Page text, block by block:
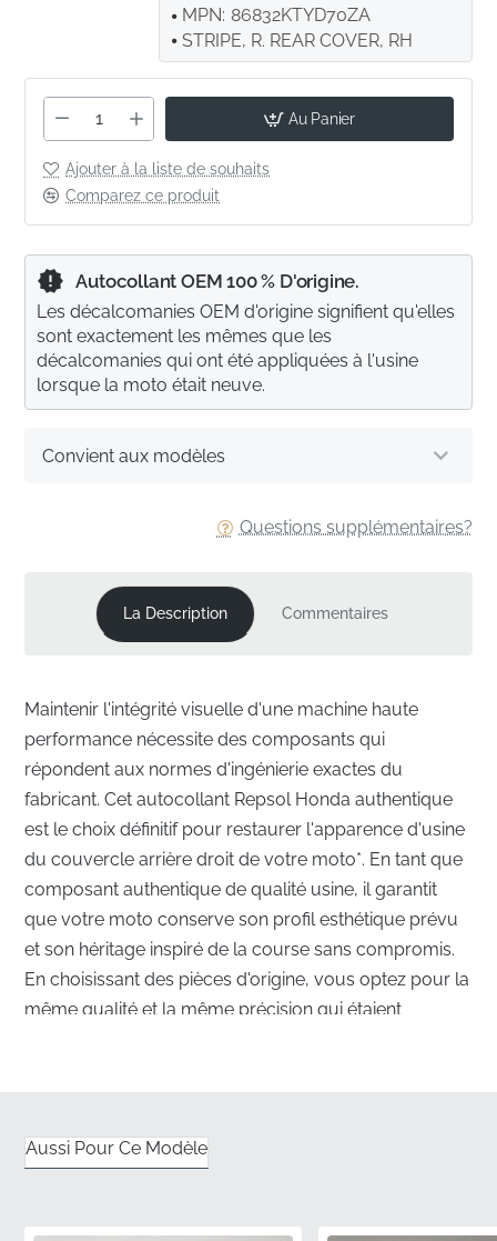
MPN: 86832KTYD70ZA
STRIPE, R. REAR COVER, RH
Au Panier
Ajouter à la liste de souhaits
Comparez ce produit
Questions supplémentaires?
Convient aux modèles
Autocollant OEM 100 % D'origine.
Les décalcomanies OEM d'origine signifient qu'elles
sont exactement les mêmes que les
décalcomanies qui ont été appliquées à l'usine
lorsque la moto était neuve.
La Description Commentaires
Maintenir l'intégrité visuelle d'une machine haute
performance nécessite des composants qui
répondent aux normes d'ingénierie exactes du
fabricant. Cet autocollant Repsol Honda authentique
est le choix définitif pour restaurer l'apparence d'usine
du couvercle arrière droit de votre moto*. En tant que
composant authentique de qualité usine, il garantit
que votre moto conserve son profil esthétique prévu
et son héritage inspiré de la course sans compromis.
En choisissant des pièces d'origine, vous optez pour la
même qualité et la même précision qui étaient
droit
Aussi Pour Ce Modèle